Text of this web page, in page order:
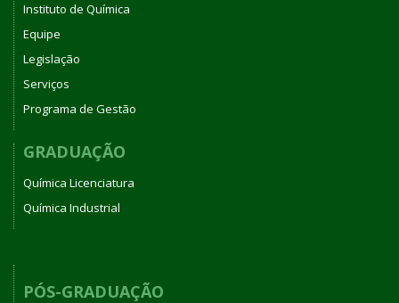
Instituto de Química
Equipe
Legislação
Serviços
Programa de Gestão
GRADUAÇÃO
Química Licenciatura
Química Industrial
PÓS-GRADUAÇÃO